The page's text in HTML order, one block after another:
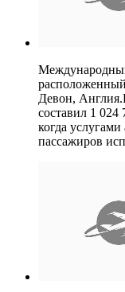
Девон,
составил 1
когда
пассажиров